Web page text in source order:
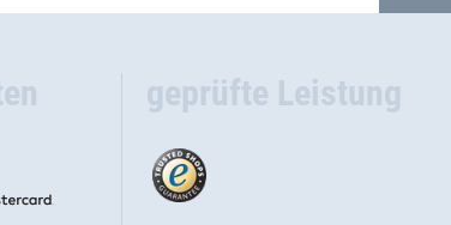
geprüfte Leistung